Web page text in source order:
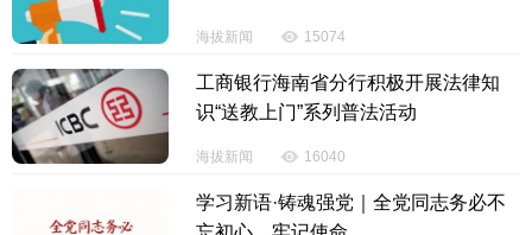
海拔新闻 15074
工商银行海南省分行积极开展法律知
识“送教上门”系列普法活动
海拔新闻 16040
学习新语·铸魂强党｜全党同志务必不